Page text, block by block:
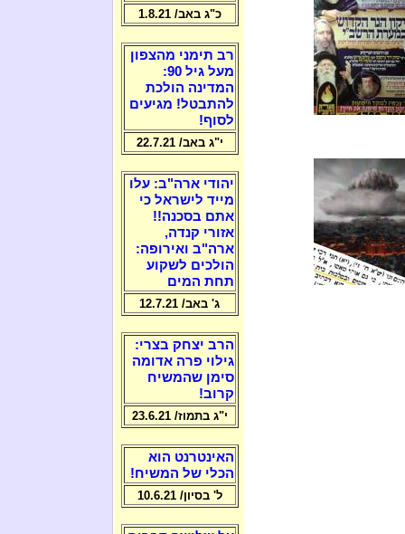
כ"ג באב/ 1.8.21
רב תימני מהצפון
מעל גיל 90:
המדינה הולכת
להתבטל! מגיעים
לסוף!
י"ג באב/ 22.7.21
יהודי ארה"ב: עלו
מייד לישראל כי
אתם בסכנה!!
אזורי קנדה,
ארה"ב ואירופה:
הולכים לשקוע
תחת המים
ג' באב/ 12.7.21
הרב יצחק בצרי:
גילוי פרה אדומה
סימן שהמשיח
קרוב!
י"ג בתמוז/ 23.6.21
האינטרנט הוא
הכלי של המשיח!
ל' בסיון/ 10.6.21